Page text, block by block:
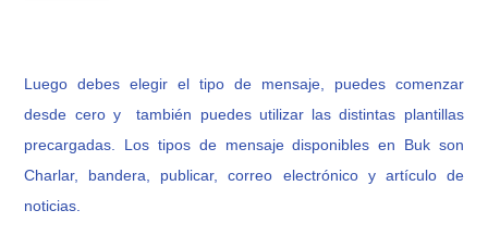
Luego debes elegir el tipo de mensaje, puedes comenzar
desde cero y también puedes utilizar las distintas plantillas
precargadas. Los tipos de mensaje disponibles en Buk son
Charlar, bandera, publicar, correo electrónico y artículo de
noticias.